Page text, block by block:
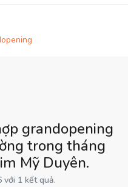
grandopening
trong tháng
Mỹ Duyên.
với 1 kết quả.